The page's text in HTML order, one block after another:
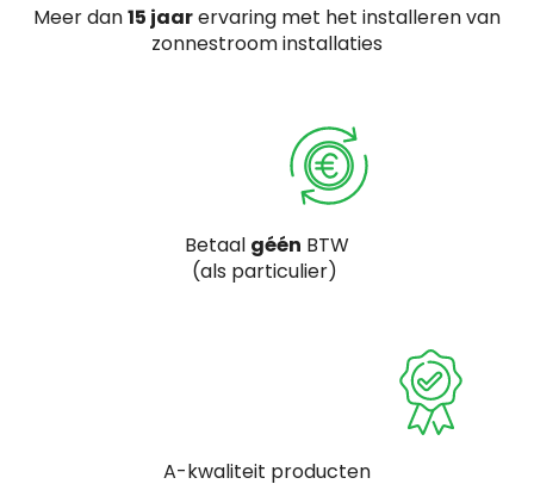
Meer dan15 jaarervaring met het installeren van
zonnestroom installaties
Betaal géén BTW
(als particulier)
A-kwaliteit producten